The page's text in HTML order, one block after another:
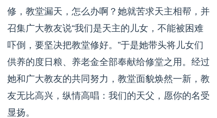
修，教堂漏天，怎么办啊？她就苦求天主相帮，并
召集广大教友说“我们是天主的儿女，不能被困难
吓倒，要坚决把教堂修好。”于是她带头将儿女们
供养的度日粮、养老金全部奉献给修堂之用。经过
她和广大教友的共同努力，教堂面貌焕然一新，教
友无比高兴，纵情高唱：我们的天父，愿你的名受
显扬。